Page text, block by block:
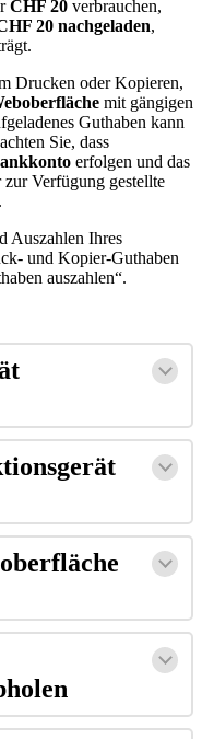
CHF 20 verbrauchen,
20 nachgeladen,
Drucken oder Kopieren,
mit gängigen
Guthaben kann
Sie, dass
erfolgen und das
Verfügung gestellte
Auszahlen Ihres
und Kopier-Guthaben
auszahlen“.